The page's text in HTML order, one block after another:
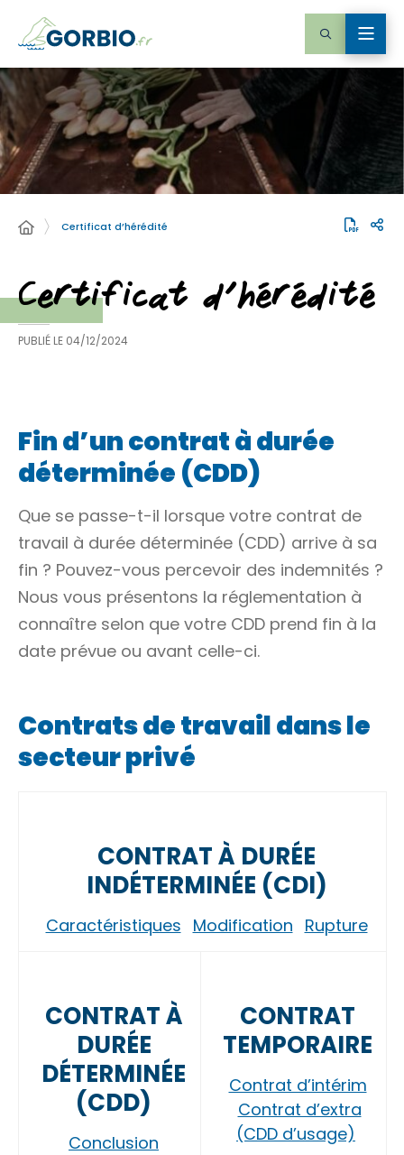
Certificat d’hérédité
Certificat d’hérédité
PUBLIÉ LE 04/12/2024
Fin d’un contrat à durée
déterminée (CDD)
Que se passe-t-il lorsque votre contrat de
travail à durée déterminée (CDD) arrive à sa
fin ? Pouvez-vous percevoir des indemnités ?
Nous vous présentons la réglementation à
connaître selon que votre CDD prend fin à la
date prévue ou avant celle-ci.
Contrats de travail dans le
secteur privé
CONTRAT À DURÉE
INDÉTERMINÉE (CDI)
Caractéristiques Modification Rupture
CONTRAT À
DURÉE
DÉTERMINÉE
(CDD)
Conclusion
CONTRAT
TEMPORAIRE
Contrat d’intérim
Contrat d’extra
(CDD d’usage)